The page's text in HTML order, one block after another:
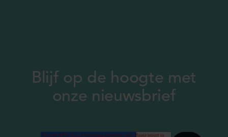
Blijf op de hoogte met
onze nieuwsbrief